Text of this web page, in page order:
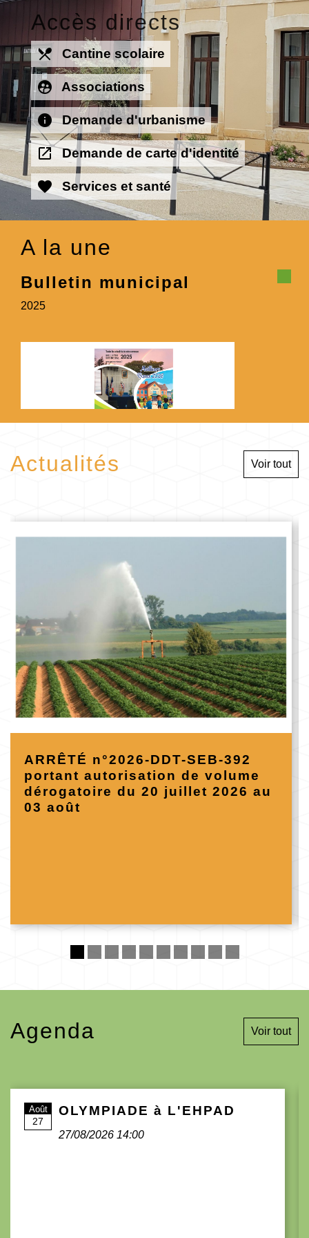
Accès directs
local_dining Cantine scolaire
supervised_user_circle Associations
info Demande d'urbanisme
open_in_new Demande de carte d'identité
favorite Services et santé
A la une
Bulletin municipal
2025
Actualités Voir tout
ARRÊTÉ n°2026-DDT-SEB-392
portant autorisation de volume
dérogatoire du 20 juillet 2026 au
03 août
Agenda Voir tout
Août
27
OLYMPIADE à L'EHPAD
27/08/2026 14:00